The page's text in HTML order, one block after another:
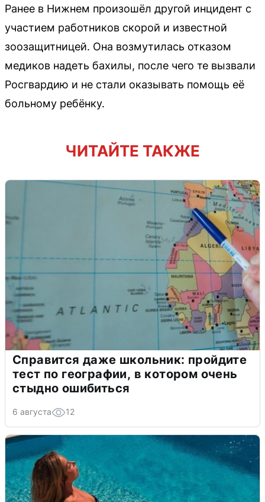
Ранее в Нижнем произошёл другой инцидент с
участием работников скорой и известной
зоозащитницей. Она возмутилась отказом
медиков надеть бахилы, после чего те вызвали
Росгвардию и не стали оказывать помощь её
больному ребёнку.
ЧИТАЙТЕ ТАКЖЕ
Справится даже школьник: пройдите
тест по географии, в котором очень
стыдно ошибиться
6 августа 12